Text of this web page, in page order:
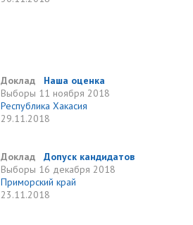
Доклад
Наша оценка
Выборы 11 ноября 2018
Республика Хакасия
29.11.2018
Доклад
Допуск кандидатов
Выборы 16 декабря 2018
Приморский край
23.11.2018